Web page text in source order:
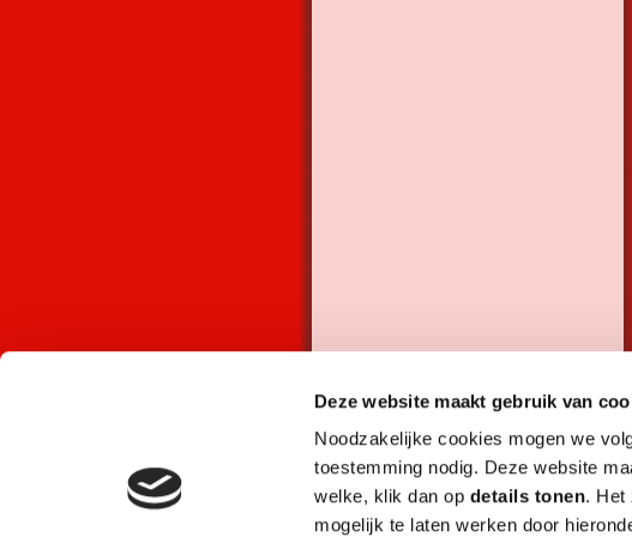
Deze website maakt gebruik van
Noodzakelijke cookies mogen we
toestemming nodig. Deze website
welke, klik dan op details tonen. Het
mogelijk te laten werken door